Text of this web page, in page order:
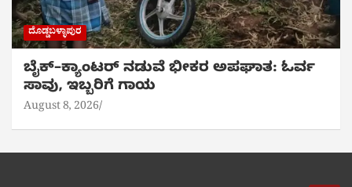
ದೊಡ್ಡಬಳ್ಳಾಪುರ
ಬೈಕ್‌–ಕ್ಯಾಂಟರ್ ನಡುವೆ ಭೀಕರ ಅಪಘಾತ: ಓರ್ವ
ಸಾವು, ಇಬ್ಬರಿಗೆ ಗಾಯ
August 8, 2026